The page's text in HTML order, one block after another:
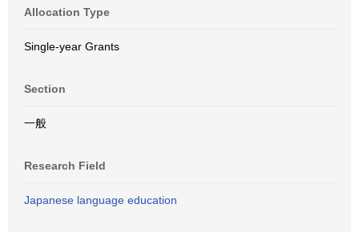
Allocation Type
Single-year Grants
Section
一般
Research Field
Japanese language education